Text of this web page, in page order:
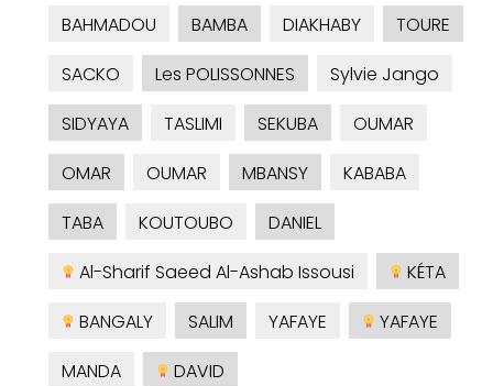
BAHMADOU
BAMBA DIAKHABY
TOURE
SACKO
Les POLISSONNES
Sylvie Jango
SIDYAYA
TASLIMI SEKUBA
OUMAR
OMAR
OUMAR MBANSY
KABABA
TABA
KOUTOUBO
DANIEL
Al-Sharif Saeed Al-Ashab Issousi
KÉTA
BANGALY
SALIM YAFAYE
YAFAYE
MANDA
DAVID